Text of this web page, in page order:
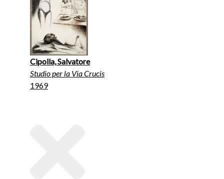
Cipolla, Salvatore
Studio per la Via Crucis
1969